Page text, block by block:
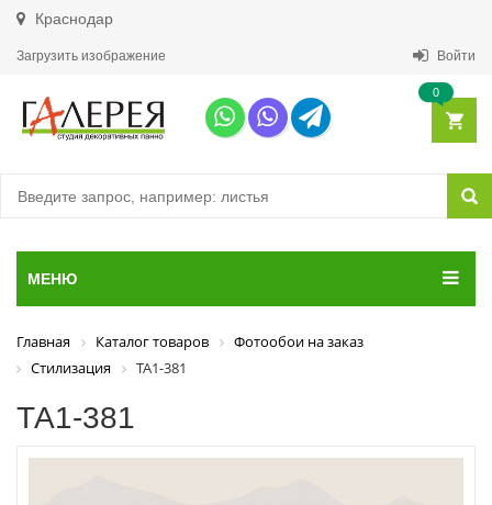
Краснодар
Загрузить изображение Войти
0
МЕНЮ
Главная Каталог товаров
Фотообои на заказ
Стилизация
ТА1-381
ТА1-381